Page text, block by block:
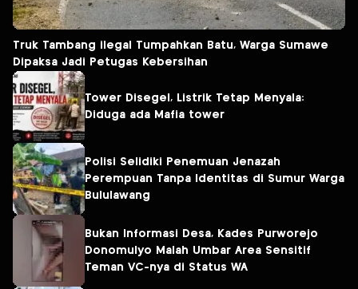
Truk Tambang ilegal Tumpahkan Batu, Warga Sumawe
Dipaksa Jadi Petugas Kebersihan
Tower Disegel, Listrik Tetap Menyala:
Diduga ada Mafia tower
Polisi Selidiki Penemuan Jenazah
Perempuan Tanpa Identitas di Sumur Warga
Bululawang
Bukan Informasi Desa, Kades Purworejo
Donomulyo Malah Umbar Area Sensitif
Teman VC-nya di Status WA